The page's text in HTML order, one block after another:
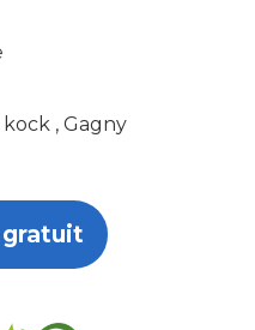
, Gagny
gratuit